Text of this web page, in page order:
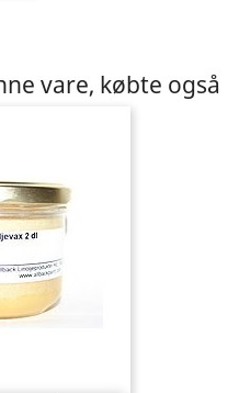
vare, købte også